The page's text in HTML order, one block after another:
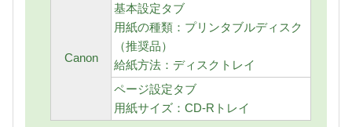
Canon
基本設定タブ
用紙の種類：プリンタブルディスク
（推奨品）
給紙方法：ディスクトレイ
ページ設定タブ
用紙サイズ：CD-Rトレイ